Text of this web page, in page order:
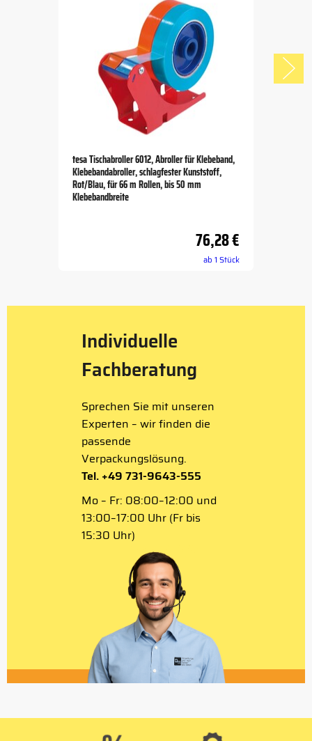
tesa Tischabroller 6012, Abroller für Klebeband,
Klebebandabroller, schlagfester Kunststoff,
Rot/Blau, für 66 m Rollen, bis 50 mm
Klebebandbreite
76,28 €
ab 1 Stück
Individuelle
Fachberatung
Sprechen Sie mit unseren
Experten – wir finden die
passende
Verpackungslösung.
Tel. +49 731-9643-555
Mo – Fr: 08:00–12:00 und
13:00–17:00 Uhr (Fr bis
15:30 Uhr)